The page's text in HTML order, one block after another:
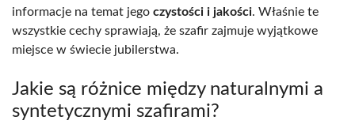
informacje na temat jego czystości i jakości. Właśnie te
wszystkie cechy sprawiają, że szafir zajmuje wyjątkowe
miejsce w świecie jubilerstwa.
Jakie są różnice między naturalnymi a
syntetycznymi szafirami?